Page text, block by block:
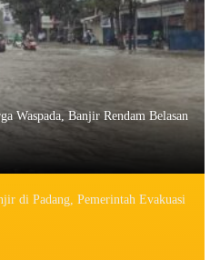
Waspada, Banjir Rendam Belasan
di Padang, Pemerintah Evakuasi